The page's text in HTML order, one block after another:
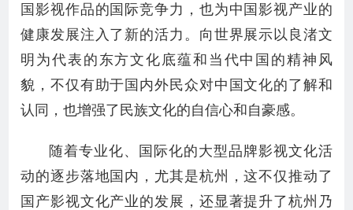
国影视作品的国际竞争力，也为中国影视产业的
健康发展注入了新的活力。向世界展示以良渚文
明为代表的东方文化底蕴和当代中国的精神风
貌，不仅有助于国内外民众对中国文化的了解和
认同，也增强了民族文化的自信心和自豪感。
随着专业化、国际化的大型品牌影视文化活
动的逐步落地国内，尤其是杭州，这不仅推动了
国产影视文化产业的发展，还显著提升了杭州乃